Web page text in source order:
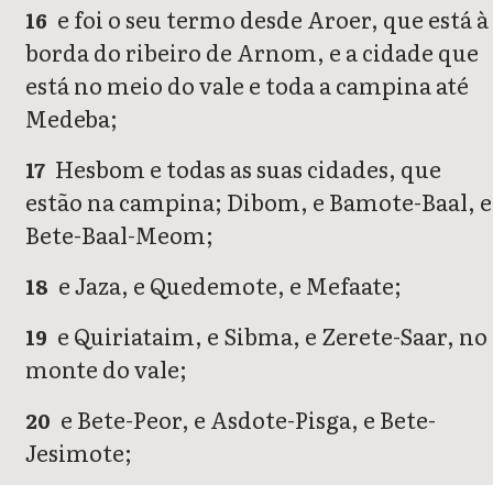
16 e foi o seu termo desde Aroer, que está à
borda do ribeiro de Arnom, e a cidade que
está no meio do vale e toda a campina até
Medeba;
17 Hesbom e todas as suas cidades, que
estão na campina; Dibom, e Bamote-Baal, e
Bete-Baal-Meom;
18 e Jaza, e Quedemote, e Mefaate;
19 e Quiriataim, e Sibma, e Zerete-Saar, no
monte do vale;
20 e Bete-Peor, e Asdote-Pisga, e Bete-
Jesimote;